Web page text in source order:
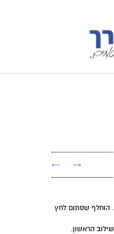
→
←
. הוחלף שסתום לחץ
הראשון.